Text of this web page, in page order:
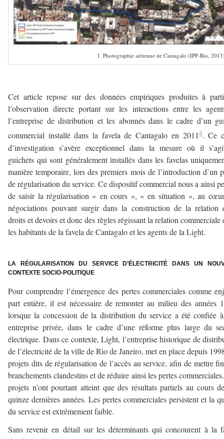
1. Photographie aérienne de Cantagalo (IPP-Rio,
Cet article repose sur des données empiriques produites à
l’observation directe portant sur les interactions entre les
l’entreprise de distribution et les abonnés dans le cadre d’un
commercial installé dans la favela de Cantagalo en 20114. Ce
d’investigation s’avère exceptionnel dans la mesure où il
guichets qui sont généralement installés dans les favelas
manière temporaire, lors des premiers mois de l’introduction d’un
de régularisation du service. Ce dispositif commercial nous a ainsi
de saisir la régularisation « en cours », « en situation », au
négociations pouvant surgir dans la construction de la relation
droits et devoirs et donc des règles régissant la relation commerciale
les habitants de la favela de Cantagalo et les agents de la Light.
LA RÉGULARISATION DU SERVICE D’ÉLECTRICITÉ DANS UN
CONTEXTE SOCIO-POLITIQUE
Pour comprendre l’émergence des pertes commerciales comme
part entière, il est nécessaire de remonter au milieu des années
lorsque la concession de la distribution du service a été confiée
entreprise privée, dans le cadre d’une réforme plus large du
électrique. Dans ce contexte, Light, l’entreprise historique de
de l’électricité de la ville de Rio de Janeiro, met en place depuis
projets dits de régularisation de l’accès au service, afin de mettre
branchements clandestins et de réduire ainsi les pertes
projets n’ont pourtant atteint que des résultats partiels au cours
quinze dernières années. Les pertes commerciales persistent et la
du service est extrêmement faible.
Sans revenir en détail sur les déterminants qui concourent à la